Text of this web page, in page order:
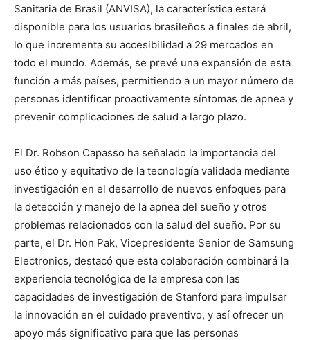
Sanitaria de Brasil (ANVISA), la característica estará
disponible para los usuarios brasileños a finales de abril,
lo que incrementa su accesibilidad a 29 mercados en
todo el mundo. Además, se prevé una expansión de esta
función a más países, permitiendo a un mayor número de
personas identificar proactivamente síntomas de apnea y
prevenir complicaciones de salud a largo plazo.
El Dr. Robson Capasso ha señalado la importancia del
uso ético y equitativo de la tecnología validada mediante
investigación en el desarrollo de nuevos enfoques para
la detección y manejo de la apnea del sueño y otros
problemas relacionados con la salud del sueño. Por su
parte, el Dr. Hon Pak, Vicepresidente Senior de Samsung
Electronics, destacó que esta colaboración combinará la
experiencia tecnológica de la empresa con las
capacidades de investigación de Stanford para impulsar
la innovación en el cuidado preventivo, y así ofrecer un
apoyo más significativo para que las personas